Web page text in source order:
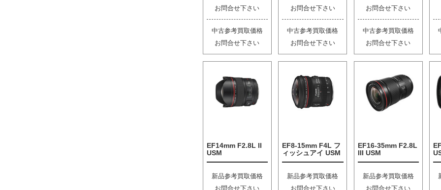
お問合せ下さい
中古参考買取価格
お問合せ下さい
お問合せ下さい
中古参考買取価格
お問合せ下さい
お問合せ下さい
中古参考買取価格
お問合せ下さい
EF14mm F2.8L II
USM
新品参考買取価格
お問合せ下さい
EF8-15mm F4L フ
ィッシュアイ USM
新品参考買取価格
お問合せ下さい
EF16-35mm F2.8L
III USM
新品参考買取価格
お問合せ下さい